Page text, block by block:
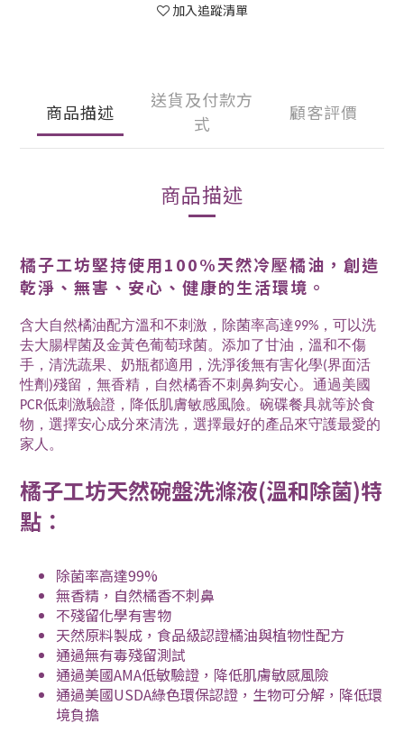
加入追蹤清單
商品描述
送貨及付款方
式
顧客評價
商品描述
橘子工坊堅持使用100%天然冷壓橘油，創造
乾淨、無害、安心、健康的生活環境。
含大自然橘油配方溫和不刺激，除菌率高達99%，可以洗
去大腸桿菌及金黃色葡萄球菌。添加了甘油，溫和不傷
手，清洗蔬果、奶瓶都適用，洗淨後無有害化學(界面活
性劑)殘留，無香精，自然橘香不刺鼻夠安心。通過美國
PCR低刺激驗證，降低肌膚敏感風險。碗碟餐具就等於食
物，選擇安心成分來清洗，選擇最好的產品來守護最愛的
家人。
橘子工坊天然碗盤洗滌液(溫和除菌)特
點：
除菌率高達99%
無香精，自然橘香不刺鼻
不殘留化學有害物
天然原料製成，食品級認證橘油與植物性配方
通過無有毒殘留測試
通過美國AMA低敏驗證，降低肌膚敏感風險
通過美國USDA綠色環保認證，生物可分解，降低環
境負擔